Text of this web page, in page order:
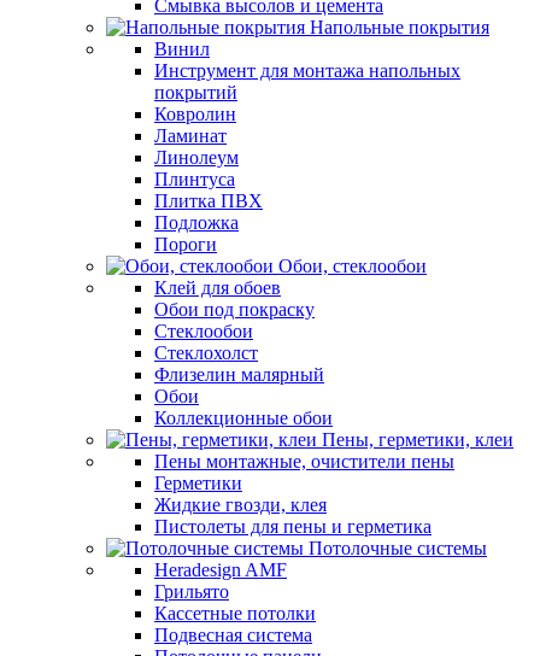
Смывка высолов и цемента
Напольные покрытия
Винил
Инструмент для монтажа напольных
покрытий
Ковролин
Ламинат
Линолеум
Плинтуса
Плитка ПВХ
Подложка
Пороги
Обои, стеклообои
Клей для обоев
Обои под покраску
Стеклообои
Стеклохолст
Флизелин малярный
Обои
Коллекционные обои
Пены, герметики, клеи
Пены монтажные, очистители пены
Герметики
Жидкие гвозди, клея
Пистолеты для пены и герметика
Потолочные системы
Heradesign AMF
Грильято
Кассетные потолки
Подвесная система